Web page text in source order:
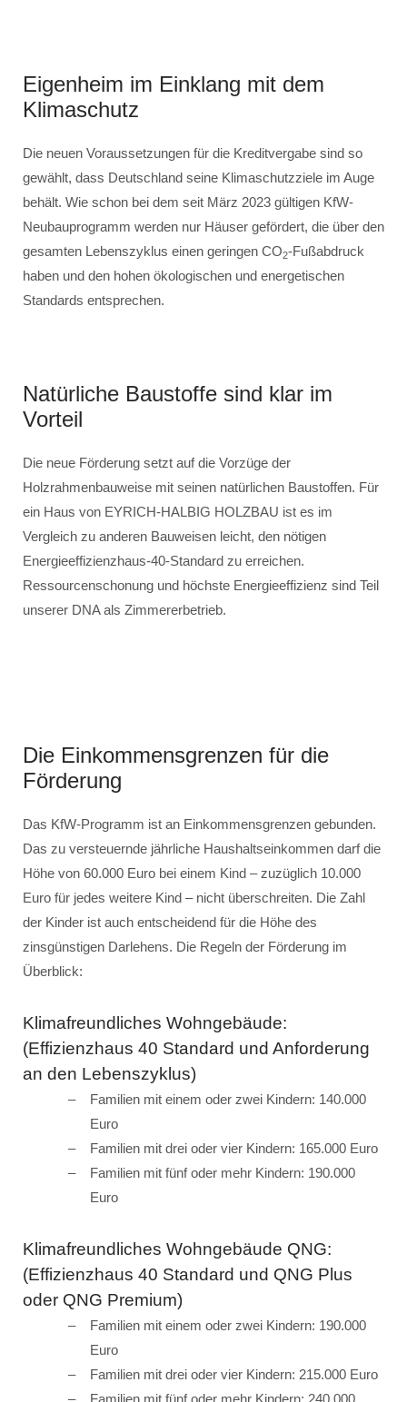
Eigenheim im Einklang mit dem
Klimaschutz
Die neuen Voraussetzungen für die Kreditvergabe sind so
gewählt, dass Deutschland seine Klimaschutzziele im Auge
behält. Wie schon bei dem seit März 2023 gültigen KfW-
Neubauprogramm werden nur Häuser gefördert, die über den
gesamten Lebenszyklus einen geringen CO2-Fußabdruck
haben und den hohen ökologischen und energetischen
Standards entsprechen.
Natürliche Baustoffe sind klar im
Vorteil
Die neue Förderung setzt auf die Vorzüge der
Holzrahmenbauweise mit seinen natürlichen Baustoffen. Für
ein Haus von EYRICH-HALBIG HOLZBAU ist es im
Vergleich zu anderen Bauweisen leicht, den nötigen
Energieeffizienzhaus-40-Standard zu erreichen.
Ressourcenschonung und höchste Energieeffizienz sind Teil
unserer DNA als Zimmererbetrieb.
Die Einkommensgrenzen für die
Förderung
Das KfW-Programm ist an Einkommensgrenzen gebunden.
Das zu versteuernde jährliche Haushaltseinkommen darf die
Höhe von 60.000 Euro bei einem Kind – zuzüglich 10.000
Euro für jedes weitere Kind – nicht überschreiten. Die Zahl
der Kinder ist auch entscheidend für die Höhe des
zinsgünstigen Darlehens. Die Regeln der Förderung im
Überblick:
Klimafreundliches Wohngebäude:
(Effizienzhaus 40 Standard und Anforderung
an den Lebenszyklus)
Familien mit einem oder zwei Kindern: 140.000
Euro
Familien mit drei oder vier Kindern: 165.000 Euro
Familien mit fünf oder mehr Kindern: 190.000
Euro
Klimafreundliches Wohngebäude QNG:
(Effizienzhaus 40 Standard und QNG Plus
oder QNG Premium)
Familien mit einem oder zwei Kindern: 190.000
Euro
Familien mit drei oder vier Kindern: 215.000 Euro
Familien mit fünf oder mehr Kindern: 240.000